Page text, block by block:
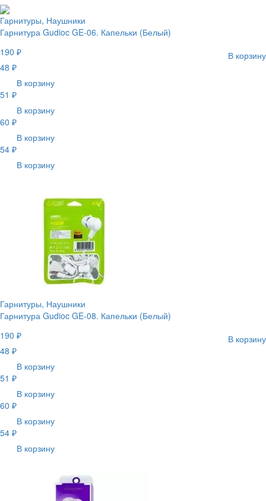
Гарнитуры, Наушники
Гарнитура Gudioc GE-06. Капельки (Белый)
190 ₽
В корзину
48 ₽
В корзину
51 ₽
В корзину
60 ₽
В корзину
54 ₽
В корзину
Гарнитуры, Наушники
Гарнитура Gudioc GE-08. Капельки (Белый)
190 ₽
В корзину
48 ₽
В корзину
51 ₽
В корзину
60 ₽
В корзину
54 ₽
В корзину